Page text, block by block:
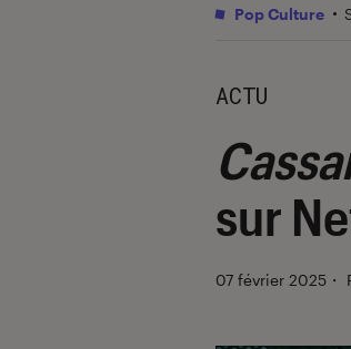
Pop Culture
ACTU
sur
07 février 2025 ・